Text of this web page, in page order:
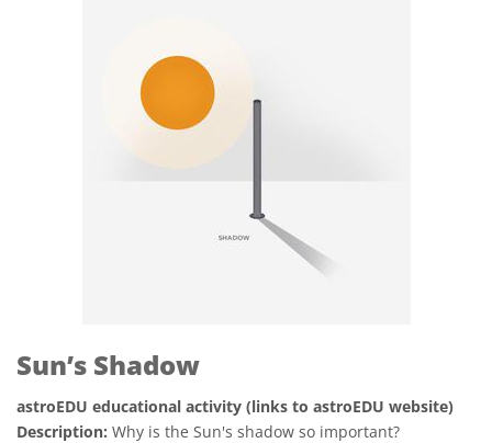
Sun’s Shadow
astroEDU educational activity (links to astroEDU website)
Description: Why is the Sun's shadow so important?